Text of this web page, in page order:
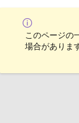
このページの
場合があります